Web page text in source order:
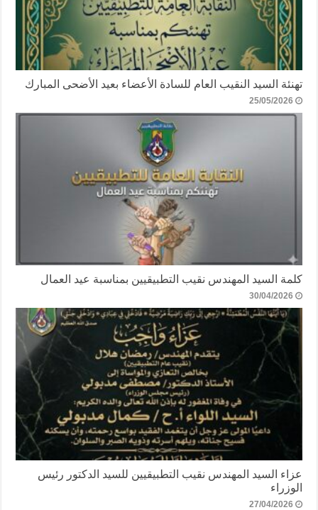
تهنئة السيد النقيب العام للسادة الأعضاء بعيد الأضحى المبارك
25/05/2026
كلمة السيد المهندس نقيب التطبيقيين بمناسبة عيد العمال
30/04/2026
عزاء السيد المهندس نقيب التطبيقيين للسيد الدكتور رئيس
الوزراء
27/04/2026